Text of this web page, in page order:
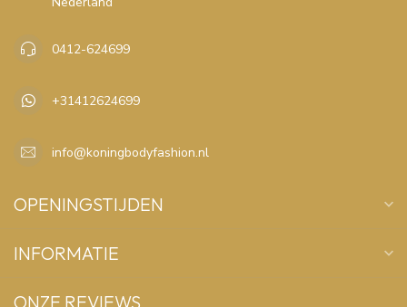
0412-624699
+31412624699
info@koningbodyfashion.nl
OPENINGSTIJDEN
INFORMATIE
ONZE REVIEWS